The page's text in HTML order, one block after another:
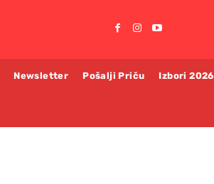
Newsletter Pošalji Priču Izbori 2026